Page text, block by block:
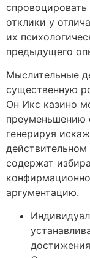
отклики у
их
предыдущего
Мыслительные
существенную
Он Икс казино
преуменьшению
генерируя
содержат
аргументацию.
достижения